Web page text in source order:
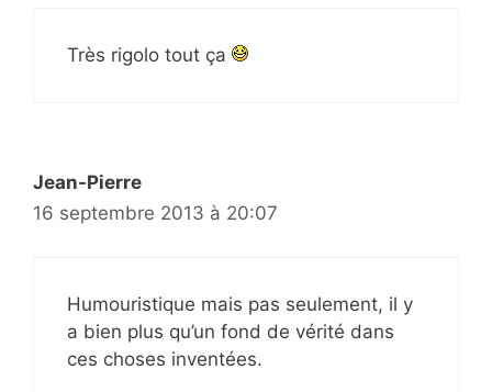
Très rigolo tout ça
Jean-Pierre
16 septembre 2013 à 20:07
Humouristique mais pas seulement, il y
a bien plus qu’un fond de vérité dans
ces choses inventées.